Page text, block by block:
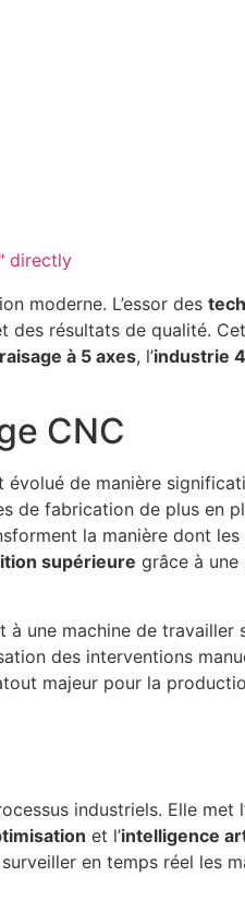
directly
moderne. L’essor des
résultats de qualité.
à 5 axes, l’industrie
CNC
de manière
de fabrication de plus en
la manière dont
supérieure grâce à
une machine de travailler
des interventions
majeur pour la
industriels. Elle met
et l’intelligence
en temps réel les